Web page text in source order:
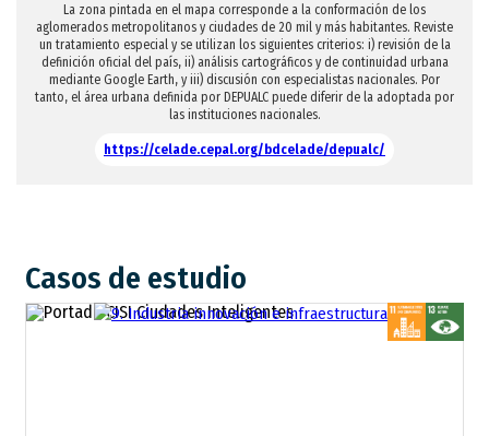
La zona pintada en el mapa corresponde a la conformación de los
aglomerados metropolitanos y ciudades de 20 mil y más habitantes. Reviste
un tratamiento especial y se utilizan los siguientes criterios: i) revisión de la
definición oficial del país, ii) análisis cartográficos y de continuidad urbana
mediante Google Earth, y iii) discusión con especialistas nacionales. Por
tanto, el área urbana definida por DEPUALC puede diferir de la adoptada por
las instituciones nacionales.
https://celade.cepal.org/bdcelade/depualc/
Casos de estudio
Imagen